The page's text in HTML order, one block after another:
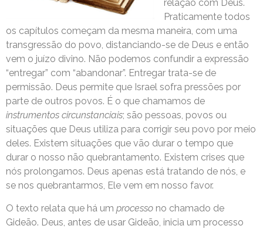
relação com Deus.
Praticamente todos
os capítulos começam da mesma maneira, com uma
transgressão do povo, distanciando-se de Deus e então
vem o juízo divino. Não podemos confundir a expressão
“entregar” com “abandonar”. Entregar trata-se de
permissão. Deus permite que Israel sofra pressões por
parte de outros povos. É o que chamamos de
instrumentos circunstanciais; são pessoas, povos ou
situações que Deus utiliza para corrigir seu povo por meio
deles. Existem situações que vão durar o tempo que
durar o nosso não quebrantamento. Existem crises que
nós prolongamos. Deus apenas está tratando de nós, e
se nos quebrantarmos, Ele vem em nosso favor.
O texto relata que há um processo no chamado de
Gideão. Deus, antes de usar Gideão, inicia um processo